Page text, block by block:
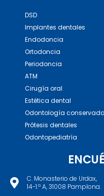
DSD
Implantes dentales
Endodoncia
Ortodoncia
Periodoncia
ATM
Cirugía oral
Estética dental
Odontología
Prótesis dentales
Odontopediatría
C. Monasterio de Urdax,
14-1.º A, 31008 Pamplona.